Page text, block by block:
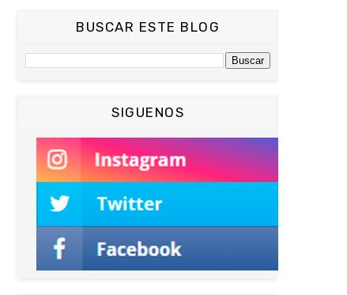
BUSCAR ESTE BLOG
SIGUENOS